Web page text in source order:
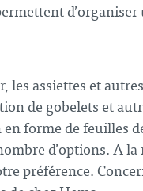
d’organiser
les assiettes et
de gobelets et
forme de feuilles
d’options. A la
préférence.